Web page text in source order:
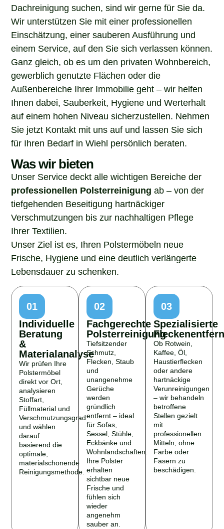
Dachreinigung suchen, sind wir gerne für Sie da.
Wir unterstützen Sie mit einer professionellen
Einschätzung, einer sauberen Ausführung und
einem Service, auf den Sie sich verlassen können.
Ganz gleich, ob es um den privaten Wohnbereich,
gewerblich genutzte Flächen oder die
Außenbereiche Ihrer Immobilie geht – wir helfen
Ihnen dabei, Sauberkeit, Hygiene und Werterhalt
auf einem hohen Niveau sicherzustellen. Nehmen
Sie jetzt Kontakt mit uns auf und lassen Sie sich
für Ihren Bedarf in Wiehl persönlich beraten.
Was wir bieten
Unser Service deckt alle wichtigen Bereiche der
professionellen Polsterreinigung ab – von der
tiefgehenden Beseitigung hartnäckiger
Verschmutzungen bis zur nachhaltigen Pflege
Ihrer Textilien.
Unser Ziel ist es, Ihren Polstermöbeln neue
Frische, Hygiene und eine deutlich verlängerte
Lebensdauer zu schenken.
01
Individuelle
Beratung
&
Materialanalyse
Wir prüfen Ihre
Polstermöbel
direkt vor Ort,
analysieren
Stoffart,
Füllmaterial und
Verschmutzungsgrad
und wählen
darauf
basierend die
optimale,
materialschonende
Reinigungsmethode.
02
Fachgerechte
Polsterreinigung
Tiefsitzender
Schmutz,
Flecken, Staub
und
unangenehme
Gerüche
werden
gründlich
entfernt – ideal
für Sofas,
Sessel, Stühle,
Eckbänke und
Wohnlandschaften.
Ihre Polster
erhalten
sichtbar neue
Frische und
fühlen sich
wieder
angenehm
sauber an.
03
Spezialisierte
Ob Rotwein,
Kaffee, Öl,
Haustierflecken
oder andere
hartnäckige
Verunreinigungen
– wir behandeln
betroffene
Stellen gezielt
mit
professionellen
Mitteln, ohne
Farbe oder
Fasern zu
beschädigen.